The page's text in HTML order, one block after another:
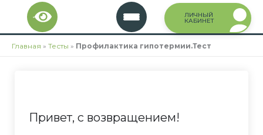
Перейти
содержимому
ЛИЧНЫЙ
КАБИНЕТ
Главная » Тесты » Профилактика гипотермии.Тест
Привет, с возвращением!